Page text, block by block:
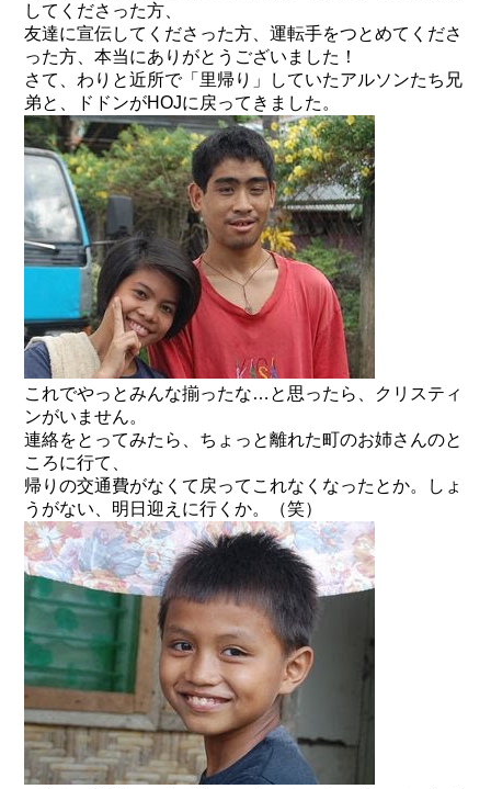
してくださった方、
友達に宣伝してくださった方、運転手をつとめてくださ
った方、本当にありがとうございました！
さて、わりと近所で「里帰り」していたアルソンたち兄
弟と、ドドンがHOJに戻ってきました。
これでやっとみんな揃ったな…と思ったら、クリスティ
ンがいません。
連絡をとってみたら、ちょっと離れた町のお姉さんのと
ころに行て、
帰りの交通費がなくて戻ってこれなくなったとか。しょ
うがない、明日迎えに行くか。（笑）